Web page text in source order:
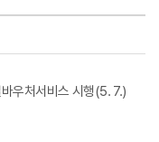
우처서비스 시행(5. 7.)